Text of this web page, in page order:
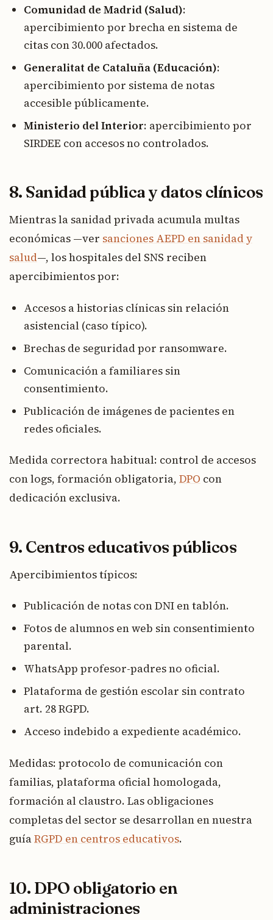
Comunidad de Madrid (Salud):
apercibimiento por brecha en sistema de
citas con 30.000 afectados.
Generalitat de Cataluña (Educación):
apercibimiento por sistema de notas
accesible públicamente.
Ministerio del Interior: apercibimiento por
SIRDEE con accesos no controlados.
8. Sanidad pública y datos clínicos
Mientras la sanidad privada acumula multas
económicas —ver sanciones AEPD en sanidad y
salud—, los hospitales del SNS reciben
apercibimientos por:
Accesos a historias clínicas sin relación
asistencial (caso típico).
Brechas de seguridad por ransomware.
Comunicación a familiares sin
consentimiento.
Publicación de imágenes de pacientes en
redes oficiales.
Medida correctora habitual: control de accesos
con logs, formación obligatoria, DPO con
dedicación exclusiva.
9. Centros educativos públicos
Apercibimientos típicos:
Publicación de notas con DNI en tablón.
Fotos de alumnos en web sin consentimiento
parental.
WhatsApp profesor-padres no oficial.
Plataforma de gestión escolar sin contrato
art. 28 RGPD.
Acceso indebido a expediente académico.
Medidas: protocolo de comunicación con
familias, plataforma oficial homologada,
formación al claustro. Las obligaciones
completas del sector se desarrollan en nuestra
guíaRGPD en centros educativos.
10. DPO obligatorio en
administraciones